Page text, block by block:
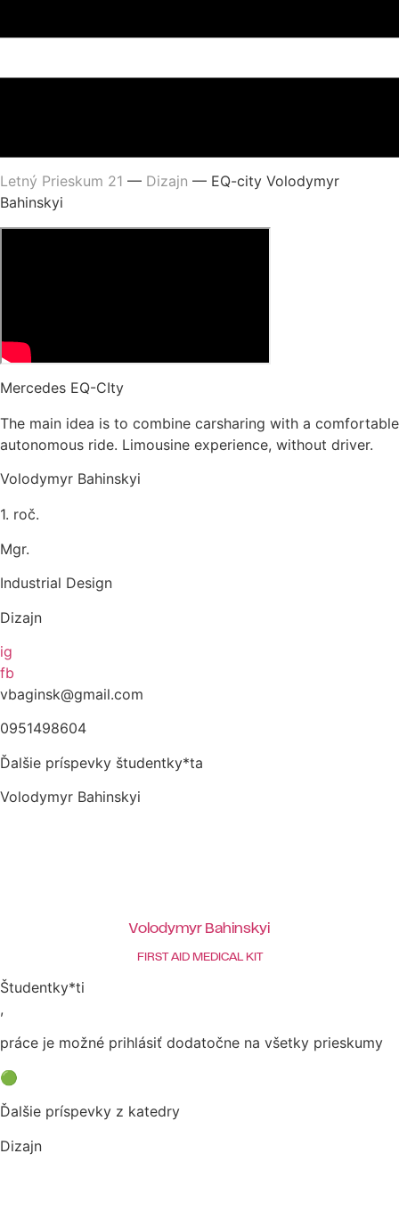
Letný Prieskum 21 — Dizajn — EQ-city Volodymyr
Bahinskyi
Mercedes EQ-CIty
The main idea is to combine carsharing with a comfortable
autonomous ride. Limousine experience, without driver.
Volodymyr Bahinskyi
1. roč.
Mgr.
Industrial Design
Dizajn
ig
fb
vbaginsk@gmail.com
0951498604
Ďalšie príspevky študentky*ta
Volodymyr Bahinskyi
Volodymyr Bahinskyi
FIRST AID MEDICAL KIT
Študentky*ti
,
práce je možné prihlásiť dodatočne na všetky prieskumy
🟢
Ďalšie príspevky z katedry
Dizajn